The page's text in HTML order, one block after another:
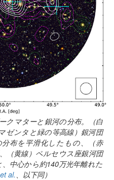
クマターと銀河の分布。（白
ゼンタと緑の等高線）銀河団
布を平滑化したもの、（赤
（黄線）ペルセウス座銀河団
中心から約140万光年離れた
al. 、以下同）